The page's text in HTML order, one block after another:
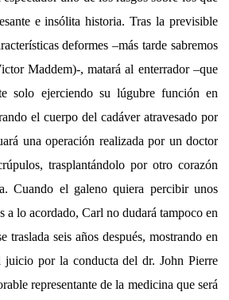
e insólita historia. Tras la previsible
deformes –más tarde sabremos
Maddem)-, matará al enterrador –que
solo ejerciendo su lúgubre función en
el cuerpo del cadáver atravesado por
una operación realizada por un doctor
trasplantándolo por otro corazón
Cuando el galeno quiera percibir unos
a lo acordado, Carl no dudará tampoco en
traslada seis años después, mostrando en
juicio por la conducta del dr. John Pierre
representante de la medicina que será